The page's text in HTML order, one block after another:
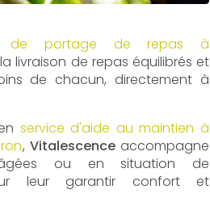
de portage de repas à
livraison de repas équilibrés et
de chacun, directement à
service d'aide au maintien à
, Vitalescenceaccompagne
ou en situation de
leur garantir confort et